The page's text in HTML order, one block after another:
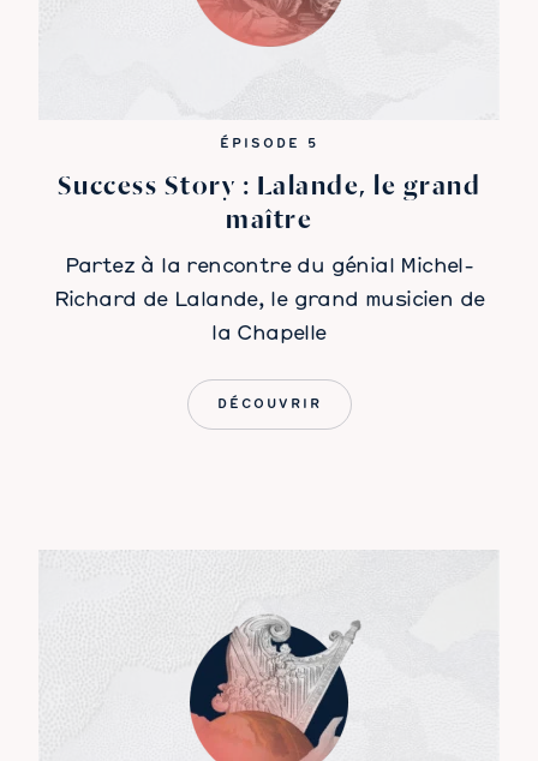
ÉPISODE 5
Success Story : Lalande, le grand
maître
Partez à la rencontre du génial Michel-
Richard de Lalande, le grand musicien de
la Chapelle
DÉCOUVRIR